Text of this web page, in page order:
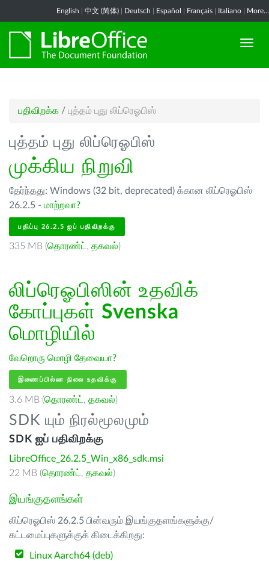
English 中文 (简体) Deutsch Español Français Italiano More...
பதிவிறக்க / புத்தம் புது லிப்ரெஓபிஸ்
புத்தம் புது லிப்ரெஓபிஸ்
முக்கிய நிறுவி
தேர்ந்தது: Windows (32 bit, deprecated) க்கான லிப்ரெஓபிஸ்
26.2.5 - மாற்றவா?
பதிப்பு 26.2.5 ஐப் பதிவிறக்கு
335 MB (தொரண்ட் , தகவல்)
லிப்ரெஓபிஸின் உதவிக்
கோப்புகள் Svenska
மொழியில்
வேறொரு மொழி தேவையா?
இணைப்பில்லா நிலை உதவிக்கு
3.6 MB (தொரண்ட் , தகவல்)
SDK யும் நிரல்மூலமும்
SDK ஐப் பதிவிறக்கு
LibreOffice_26.2.5_Win_x86_sdk.msi
22 MB (தொரண்ட் , தகவல்)
இயங்குதளங்கள்
லிப்ரெஓபிஸ் 26.2.5 பின்வரும் இயங்குதளங்களுக்கு/
கட்டமைப்புகளுக்குக் கிடைக்கிறது:
Linux Aarch64 (deb)